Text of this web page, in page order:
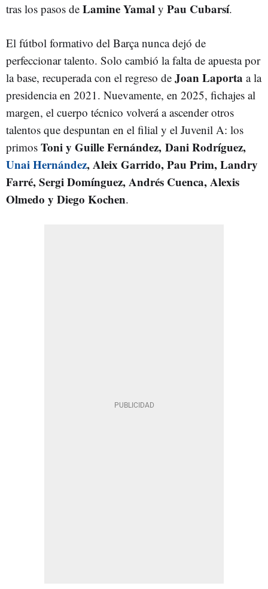
tras los pasos de Lamine Yamal y Pau Cubarsí.
El fútbol formativo del Barça nunca dejó de
perfeccionar talento. Solo cambió la falta de apuesta por
la base, recuperada con el regreso de Joan Laporta a la
presidencia en 2021. Nuevamente, en 2025, fichajes al
margen, el cuerpo técnico volverá a ascender otros
talentos que despuntan en el filial y el Juvenil A: los
primos Toni y Guille Fernández, Dani Rodríguez,
Unai Hernández, Aleix Garrido, Pau Prim, Landry
Farré, Sergi Domínguez, Andrés Cuenca, Alexis
Olmedo y Diego Kochen.